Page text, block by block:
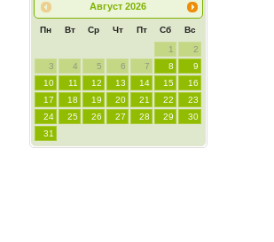
Август 2026
Пн Вт Ср Чт Пт Сб Вс
1
2
3
4 5 6 7 8
9
10
11 12 13 14 15
16
17
18 19 20 21 22
23
24
25 26 27 28 29
30
31